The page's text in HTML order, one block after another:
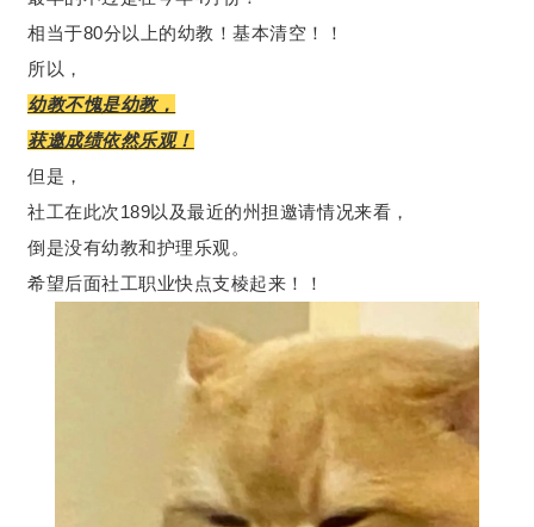
相当于80分以上的幼教！基本清空！！
所以，
幼教不愧是幼教，
获邀成绩依然乐观！
但是，
社工在此次189以及最近的州担邀请情况来看，
倒是没有幼教和护理乐观。
希望后面社工职业快点支棱起来！！